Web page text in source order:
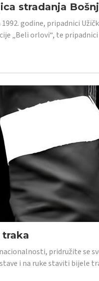
stradanja
godine, pripadnici
„Beli orlovi“, te
traka
pridružite se
i na ruke staviti bijele